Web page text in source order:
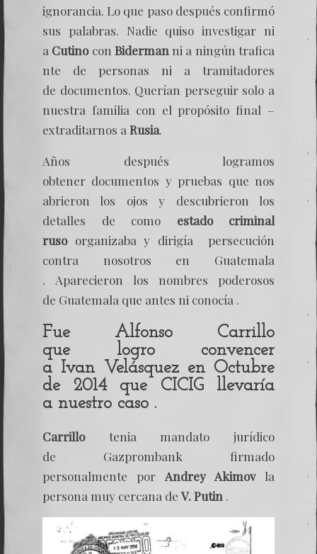
ignorancia. Lo que paso después confirmó
sus palabras. Nadie quiso investigar ni
a Cutino con Biderman ni a ningún trafica
nte de personas ni a tramitadores
de documentos. Querían perseguir solo a
nuestra familia con el propósito final –
extraditarnos a Rusia.
Años después logramos
obtener documentos y pruebas que nos
abrieron los ojos y descubrieron los
detalles de como estado criminal
ruso organizaba y dirigía persecución
contra nosotros en Guatemala
. Aparecieron los nombres poderosos
de Guatemala que antes ni conocía .
Fue Alfonso
Carrillo
que logro convencer
a Ivan Velásquez en Octubre
de 2014 que CICIGllevaría
a nuestro caso .
Carrillotenia mandato jurídico
de Gazprombank firmado
personalmente porAndrey Akimovla
persona muy cercana de V. Putin .